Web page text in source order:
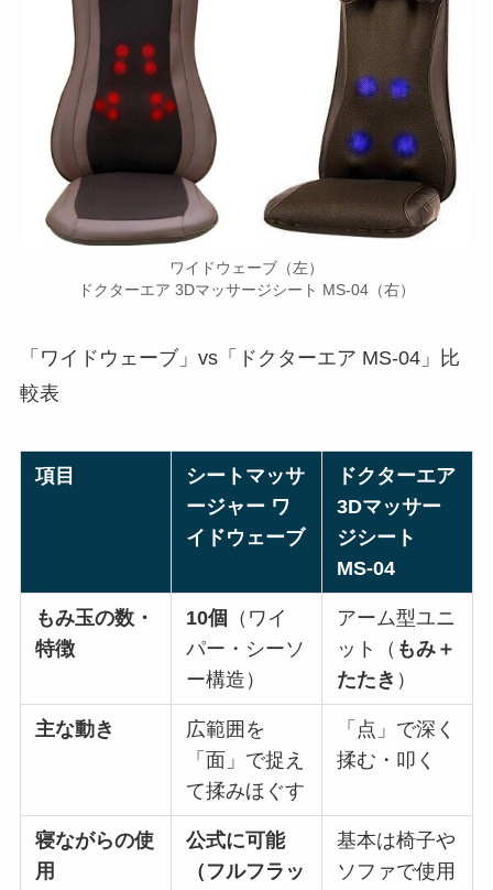
ワイドウェーブ（左）
ドクターエア 3Dマッサージシート MS-04（右）
「ワイドウェーブ」vs「ドクターエア MS-04」比
較表
項目
シートマッサ
ージャー ワ
イドウェーブ
ドクターエア
3Dマッサー
ジシート
MS-04
もみ玉の数・
特徴
10個
（ワイ
パー・シーソ
ー構造）
アーム型ユニ
ット（ もみ＋
たたき ）
主な動き
広範囲を
「面」で捉え
て揉みほぐす
「点」で深く
揉む・叩く
寝ながらの使
用
公式に可能
（フルフラッ
基本は椅子や
ソファで使用